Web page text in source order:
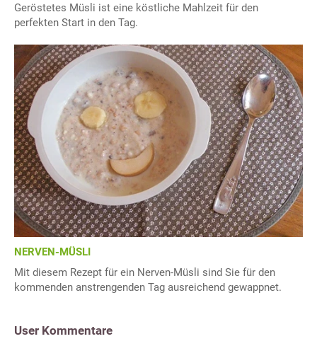
Geröstetes Müsli ist eine köstliche Mahlzeit für den
perfekten Start in den Tag.
NERVEN-MÜSLI
Mit diesem Rezept für ein Nerven-Müsli sind Sie für den
kommenden anstrengenden Tag ausreichend gewappnet.
User Kommentare